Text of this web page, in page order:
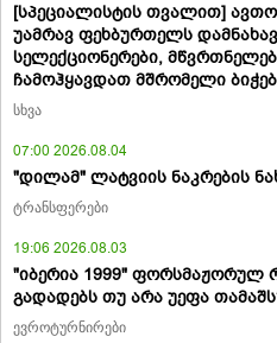
[სპეციალისტის თვალით]
უამრავ ფეხბურთელს
სელექციონერები,
ჩამოჰყავდათ მშრომელი
სხვა
07:00 2026.08.04
"დილამ" ლატვიის ნაკრების
ტრანსფერები
19:06 2026.08.03
"იბერია 1999" ფორსმაჟორულ
გადადებს თუ არა უეფა
ევროტურნირები